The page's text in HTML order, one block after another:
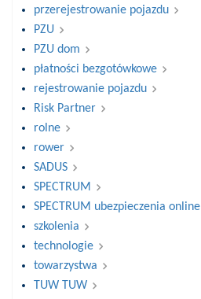
przerejestrowanie pojazdu
PZU
PZU dom
płatności bezgotówkowe
rejestrowanie pojazdu
Risk Partner
rolne
rower
SADUS
SPECTRUM
SPECTRUM ubezpieczenia online
szkolenia
technologie
towarzystwa
TUW TUW